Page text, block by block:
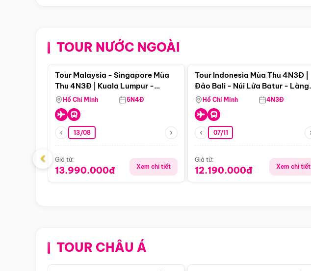
TOUR NƯỚC NGOÀI
Điểm nổi bật
Tour Malaysia - Singapore Mùa
Thu 4N3Đ | Kuala Lumpur -
Malacca - Johor Baru -
Singapore
Hồ Chí Minh 5N4Đ
13/08
Giá từ:
13.990.000đ Xem chi tiết
Tour Indonesia Mùa Thu 4N3Đ |
Đảo Bali - Núi Lửa Batur - Làng
Penglipuran
Hồ Chí Minh 4N3Đ
07/11
Giá từ:
12.190.000đ Xem chi tiết
‹
TOUR CHÂU ÁĐiểm nổi bật